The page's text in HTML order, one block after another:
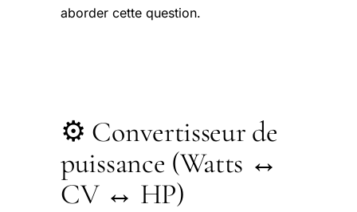
aborder cette question.
⚙️ Convertisseur de
puissance (Watts ↔
CV ↔ HP)